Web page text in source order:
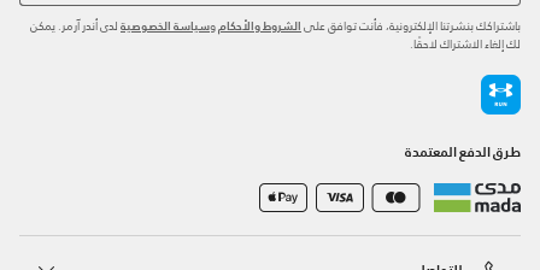
باشتراكك بنشرتنا الإلكترونية، فأنت توافق على الشروط والأحكام وسياسة الخصوصية لدى أندر آرمر. يمكن
لك إلغاء الاشتراك لاحقًا.
طرق الدفع المعتمدة